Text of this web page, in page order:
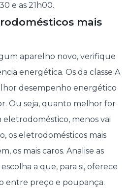
e as 21h00.
mais
aparelho novo, verifique
energética. Os da classe A
desempenho energético
Ou seja, quanto melhor for
eletrodoméstico, menos vai
os eletrodomésticos mais
os mais caros. Analise as
a que, para si, oferece
entre preço e poupança.